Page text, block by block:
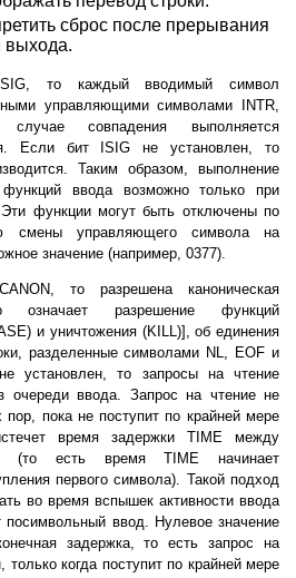
сброс после прерывания
выхода.
то каждый вводимый символ
управляющими символами INTR,
совпадения выполняется
Если бит ISIG не установлен, то
Таким образом, выполнение
ввода возможно только при
функции могут быть отключены по
смены управляющего символа на
значение (например, 0377).
то разрешена каноническая
означает разрешение функций
и уничтожения (KILL)], об единения
разделенные символами NL, EOF и
установлен, то запросы на чтение
очереди ввода. Запрос на чтение не
пока не поступит по крайней мере
время задержки TIME между
(то есть время TIME начинает
первого символа). Такой подход
во время вспышек активности ввода
ввод. Нулевое значение
задержка, то есть запрос на
только когда поступит по крайней мере